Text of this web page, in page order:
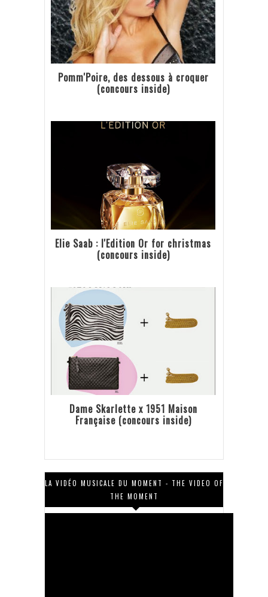
Pomm'Poire, des dessous à croquer
(concours inside)
Elie Saab : l'Edition Or for christmas
(concours inside)
Dame Skarlette x 1951 Maison
Française (concours inside)
LA VIDÉO MUSICALE DU MOMENT - THE VIDEO OF
THE MOMENT